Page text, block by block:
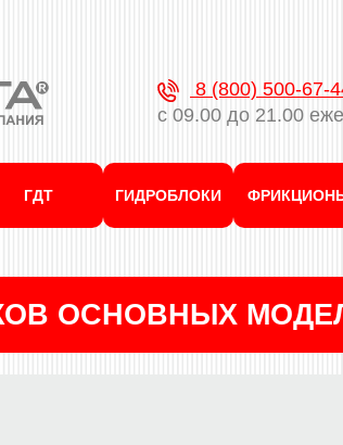
8 (800) 500-67-
с 09.00 до 21.00
ГДТ ГИДРОБЛОКИ
ОСНОВНЫХ